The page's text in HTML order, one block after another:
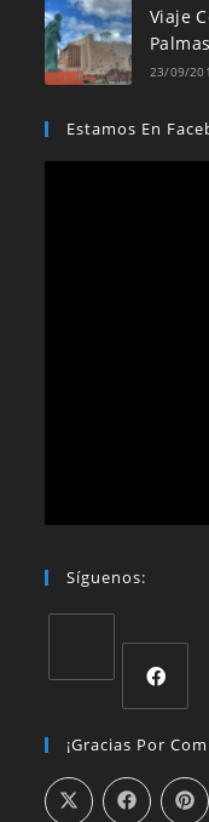
Viaje
23/09/
Estamos En
Síguenos:
¡Gracias Por